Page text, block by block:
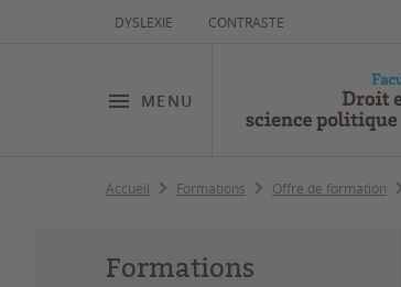
DYSLEXIE CONTRASTE
MENU
Accueil Formations Offre de formation
Formations